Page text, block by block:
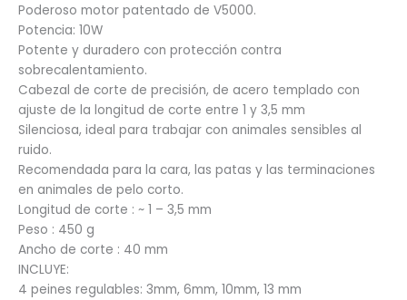
Poderoso motor patentado de V5000.
Potencia: 10W
Potente y duradero con protección contra
sobrecalentamiento.
Cabezal de corte de precisión, de acero templado con
ajuste de la longitud de corte entre 1 y 3,5 mm
Silenciosa, ideal para trabajar con animales sensibles al
ruido.
Recomendada para la cara, las patas y las terminaciones
en animales de pelo corto.
Longitud de corte : ~ 1 – 3,5 mm
Peso : 450 g
Ancho de corte : 40 mm
INCLUYE:
4 peines regulables: 3mm, 6mm, 10mm, 13 mm